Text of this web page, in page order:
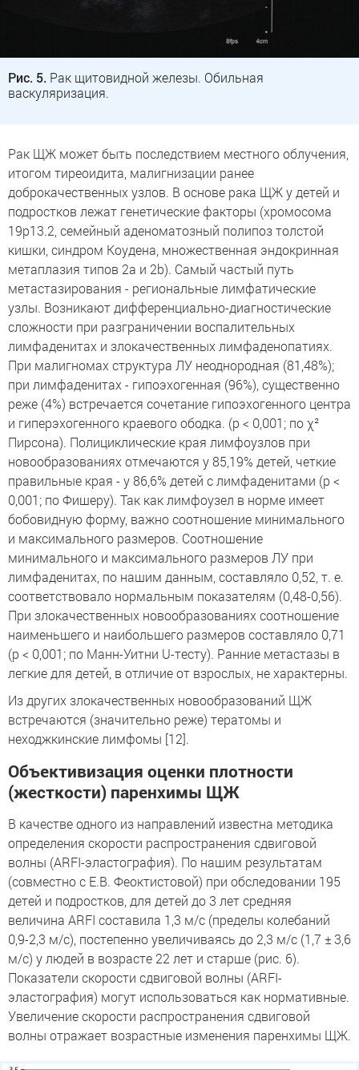
Рис. 5. Рак щитовидной железы. Обильная
васкуляризация.
Рак ЩЖ может быть последствием местного облучения,
итогом тиреоидита, малигнизации ранее
доброкачественных узлов. В основе рака ЩЖ у детей и
подростков лежат генетические факторы (хромосома
19р13.2, семейный аденоматозный полипоз толстой
кишки, синдром Коудена, множественная эндокринная
метаплазия типов 2а и 2b). Самый частый путь
метастазирования - региональные лимфатические
узлы. Возникают дифференциально-диагностические
сложности при разграничении воспалительных
лимфаденитах и злокачественных лимфаденопатиях.
При малигномах структура ЛУ неоднородная (81,48%);
при лимфаденитах - гипоэхогенная (96%), существенно
реже (4%) встречается сочетание гипоэхогенного центра
и гиперэхогенного краевого ободка. (p < 0,001; по χ²
Пирсона). Полициклические края лимфоузлов при
новообразованиях отмечаются у 85,19% детей, четкие
правильные края - у 86,6% детей с лимфаденитами (p <
0,001; по Фишеру). Так как лимфоузел в норме имеет
бобовидную форму, важно соотношение минимального
и максимального размеров. Соотношение
минимального и максимального размеров ЛУ при
лимфаденитах, по нашим данным, составляло 0,52, т. е.
соответствовало нормальным показателям (0,48-0,56).
При злокачественных новообразованиях соотношение
наименьшего и наибольшего размеров составляло 0,71
(p < 0,001; по Манн-Уитни U-тесту). Ранние метастазы в
легкие для детей, в отличие от взрослых, не характерны.
Из других злокачественных новообразований ЩЖ
встречаются (значительно реже) тератомы и
неходжкинские лимфомы [12].
Объективизация оценки плотности
(жесткости) паренхимы ЩЖ
В качестве одного из направлений известна методика
определения скорости распространения сдвиговой
волны (ARFI-эластография). По нашим результатам
(совместно с Е.В. Феоктистовой) при обследовании 195
детей и подростков, для детей до 3 лет средняя
величина ARFI составила 1,3 м/с (пределы колебаний
0,9-2,3 м/с), постепенно увеличиваясь до 2,3 м/с (1,7 ± 3,6
м/с) у людей в возрасте 22 лет и старше (рис. 6).
Показатели скорости сдвиговой волны (ARFI-
эластография) могут использоваться как нормативные.
Увеличение скорости распространения сдвиговой
волны отражает возрастные изменения паренхимы ЩЖ.